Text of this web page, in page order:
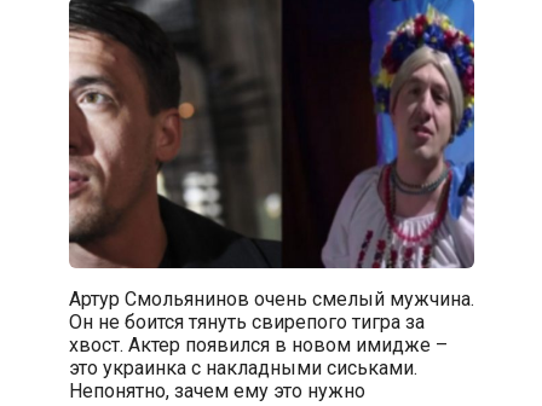
Артур Смольянинов очень смелый мужчина.
Он не боится тянуть свирепого тигра за
хвост. Актер появился в новом имидже –
это украинка с накладными сиськами.
Непонятно, зачем ему это нужно